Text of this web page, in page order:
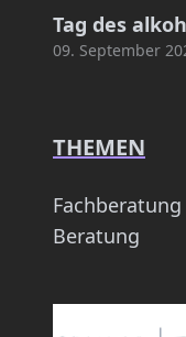
Tag des
09. September
THEMEN
Fachberatung
Beratung